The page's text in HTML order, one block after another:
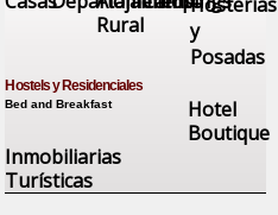
Rural
y
Posadas
Hostels y Residenciales
Bed and Breakfast
Hotel
Boutique
Inmobiliarias
Turísticas